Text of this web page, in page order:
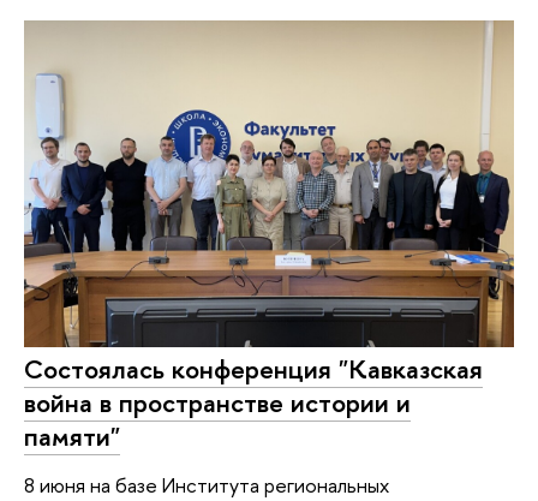
Состоялась конференция "Кавказская
война в пространстве истории и
памяти"
8 июня на базе Института региональных